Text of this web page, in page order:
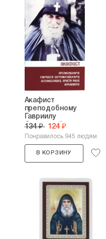
Акафист
преподобному
Гавриилу
Самтаврийскому,...
134 ₽ 124 ₽
Понравилось 945 людям
В КОРЗИНУ